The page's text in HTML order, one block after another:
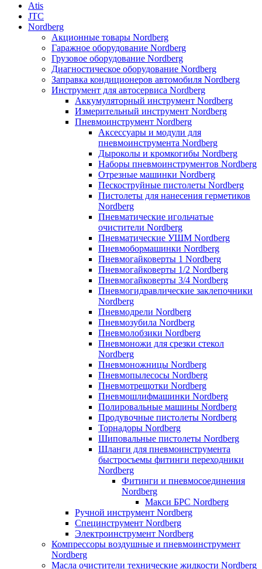
Atis
JTC
Nordberg
Акционные товары Nordberg
Гаражное оборудование Nordberg
Грузовое оборудование Nordberg
Диагностическое оборудование Nordberg
Заправка кондиционеров автомобиля Nordberg
Инструмент для автосервиса Nordberg
Аккумуляторный инструмент Nordberg
Измерительный инструмент Nordberg
Пневмоинструмент Nordberg
Аксессуары и модули для
пневмоинструмента Nordberg
Дыроколы и кромкогибы Nordberg
Наборы пневмоинструментов Nordberg
Отрезные машинки Nordberg
Пескоструйные пистолеты Nordberg
Пистолеты для нанесения герметиков
Nordberg
Пневматические игольчатые
очистители Nordberg
Пневматические УШМ Nordberg
Пневмобормашинки Nordberg
Пневмогайковерты 1 Nordberg
Пневмогайковерты 1/2 Nordberg
Пневмогайковерты 3/4 Nordberg
Пневмогидравлические заклепочники
Nordberg
Пневмодрели Nordberg
Пневмозубила Nordberg
Пневмолобзики Nordberg
Пневмоножи для срезки стекол
Nordberg
Пневмоножницы Nordberg
Пневмопылесосы Nordberg
Пневмотрещотки Nordberg
Пневмошлифмашинки Nordberg
Полировальные машины Nordberg
Продувочные пистолеты Nordberg
Торнадоры Nordberg
Шиповальные пистолеты Nordberg
Шланги для пневмоинструмента
быстросъемы фитинги переходники
Nordberg
Фитинги и пневмосоединения
Nordberg
Макси БРС Nordberg
Ручной инструмент Nordberg
Специнструмент Nordberg
Электроинструмент Nordberg
Компрессоры воздушные и пневмоинструмент
Nordberg
Масла очистители технические жидкости Nordberg